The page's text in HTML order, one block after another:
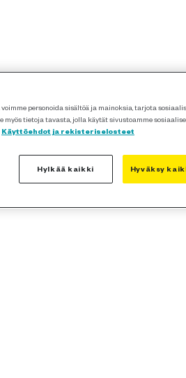
personoida sisältöä ja mainoksia, tarjota
tietoja tavasta, jolla käytät sivustoamme
Käyttöehdot ja rekisteriselosteet
Hylkää kaikki Hyväksy